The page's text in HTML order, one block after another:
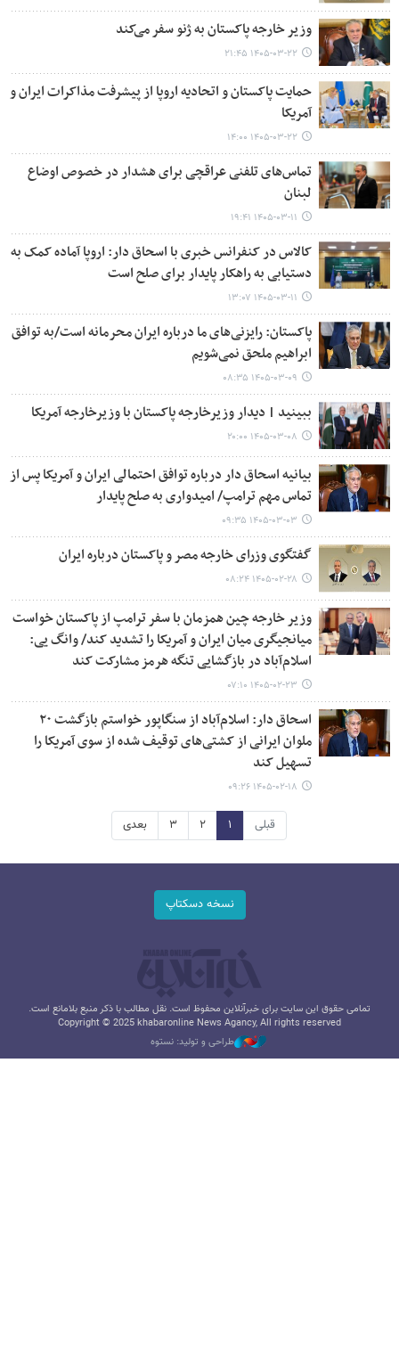
وزیر خارجه پاکستان به ژنو سفر می‌کند
۱۴۰۵-۰۳-۲۲ ۲۱:۴۵
حمایت پاکستان و اتحادیه اروپا از پیشرفت مذاکرات ایران و
آمریکا
۱۴۰۵-۰۳-۲۲ ۱۴:۰۰
تماس‌های تلفنی عراقچی برای هشدار در خصوص اوضاع
لبنان
۱۴۰۵-۰۳-۱۱ ۱۹:۴۱
کالاس در کنفرانس خبری با اسحاق دار: اروپا آماده کمک به
دستیابی به راهکار پایدار برای صلح است
۱۴۰۵-۰۳-۱۱ ۱۳:۰۷
پاکستان: رایزنی‌های ما درباره ایران محرمانه است/به توافق
ابراهیم ملحق نمی‌شویم
۱۴۰۵-۰۳-۰۹ ۰۸:۳۵
ببینید | دیدار وزیرخارجه پاکستان با وزیرخارجه آمریکا
۱۴۰۵-۰۳-۰۸ ۲۰:۰۰
بیانیه اسحاق دار درباره توافق احتمالی ایران و آمریکا پس از
تماس مهم ترامپ/ امیدواری به صلح پایدار
۱۴۰۵-۰۳-۰۳ ۰۹:۳۵
گفتگوی وزرای خارجه مصر و پاکستان درباره ایران
۱۴۰۵-۰۲-۲۸ ۰۸:۲۴
وزیر خارجه چین همزمان با سفر ترامپ از پاکستان خواست
میانجیگری میان ایران و آمریکا را تشدید کند/ وانگ یی:
اسلام‌آباد در بازگشایی تنگه هرمز مشارکت کند
۱۴۰۵-۰۲-۲۳ ۰۷:۱۰
اسحاق دار: اسلام‌آباد از سنگاپور خواستم بازگشت ۲۰
ملوان ایرانی از کشتی‌های توقیف شده از سوی آمریکا را
تسهیل کند
۱۴۰۵-۰۲-۱۸ ۰۹:۲۶
قبلی ۱ ۲ ۳ بعدی
نسخه دسکتاپ
تمامی حقوق این سایت برای خبرآنلاین محفوظ است. نقل مطالب با ذکر منبع بلامانع است.
Copyright © 2025 khabaronline News Agancy, All rights reserved
طراحی و تولید: نستوه